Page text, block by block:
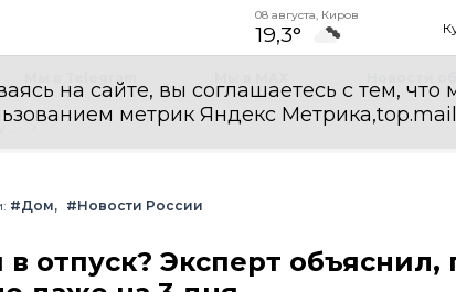
08 августа, Киров
19,3°
на сайте, вы соглашаетесь с тем,
метрик Яндекс
#Дом #Новости России
отпуск? Эксперт объяснил,